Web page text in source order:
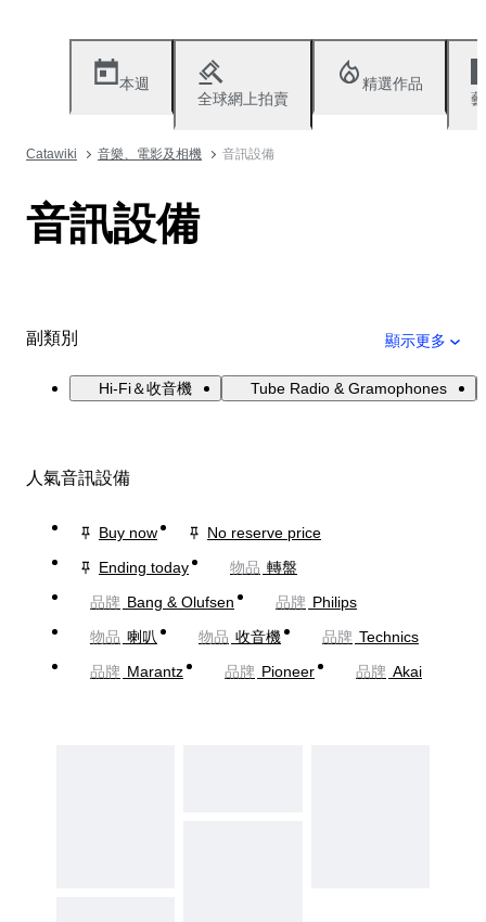
本週
全球網上拍賣
精選作品
Catawiki 音樂、電影及相機 音訊設備
音訊設備
副類別 顯示更多
Hi-Fi＆收音機 Tube Radio & Gramophones
人氣音訊設備
Buy now
No reserve price
Ending today
物品 轉盤
品牌 Bang & Olufsen 品牌 Philips
物品 喇叭 物品 收音機 品牌 Technics
品牌 Marantz 品牌 Pioneer 品牌 Akai